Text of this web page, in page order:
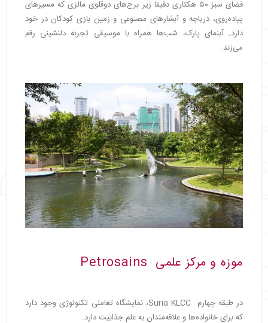
فضای سبز ۵۰ هکتاری دقیقا زیر برج‌های دوقلوی مالزی که مسیرهای
پیاده‌روی، دریاچه و آبشارهای مصنوعی و زمین بازی کودکان در خود
دارد. آبنمای پارک، شب‌ها همراه با موسیقی تجربه دلنشینی رقم
می‌زند.
موزه و مرکز علمی Petrosains
در طبقه چهارم Suria KLCC، نمایشگاه تعاملی تکنولوژی وجود دارد
که برای خانواده‌ها و علاقه‌مندان به علم جذابیت دارد.